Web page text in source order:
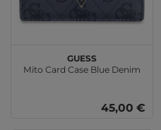
GUESS
Mito Card Case Blue Denim
45,00 €